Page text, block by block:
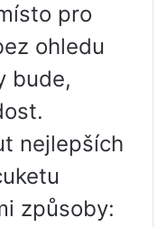
pro
ohledu
bude,
nejlepších
způsoby: